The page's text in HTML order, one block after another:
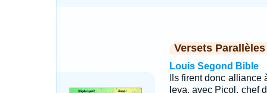
Versets Parallèles
Louis Segond Bible
Ils firent donc
leva, avec Picol, chef